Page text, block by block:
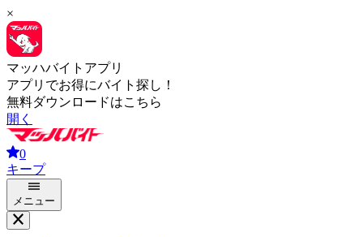
×
マッハバイトアプリ
アプリでお得にバイト探し！
無料ダウンロードはこちら
開く
0
キープ
メニュー